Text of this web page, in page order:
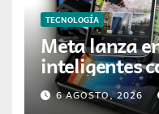
TECNOLOGÍA
Meta lanza
inteligentes
inteligencia
6 AGOSTO, 2026